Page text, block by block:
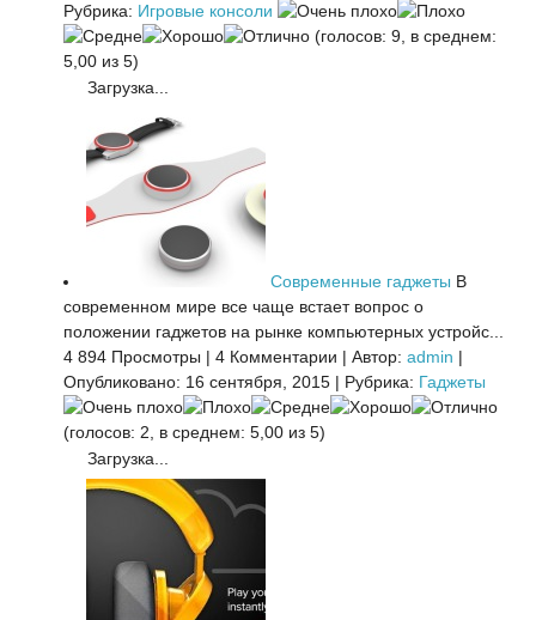
Рубрика: Игровые консоли
(голосов: 9, в среднем:
5,00 из 5)
Загрузка...
Современные гаджеты В
современном мире все чаще встает вопрос о
положении гаджетов на рынке компьютерных устройс...
4 894 Просмотры | 4 Комментарии | Автор: admin |
Опубликовано: 16 сентября, 2015 | Рубрика: Гаджеты
(голосов: 2, в среднем: 5,00 из 5)
Загрузка...